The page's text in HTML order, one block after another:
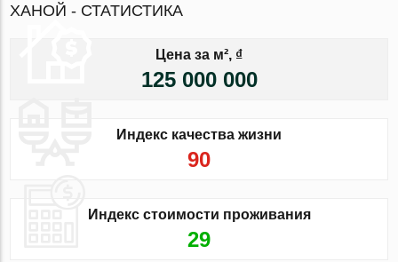
ХАНОЙ - СТАТИСТИКА
Цена за м², ₫
125 000 000
Индекс качества жизни
90
Индекс стоимости проживания
29